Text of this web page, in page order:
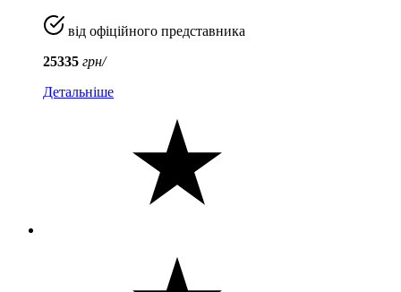
від офіційного представника
25335 грн/
Детальніше